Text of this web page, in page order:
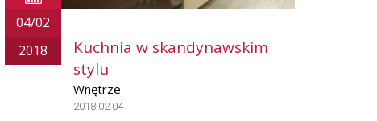
04/02
2018
Kuchnia w skandynawskim
stylu
Wnętrze
2018.02.04